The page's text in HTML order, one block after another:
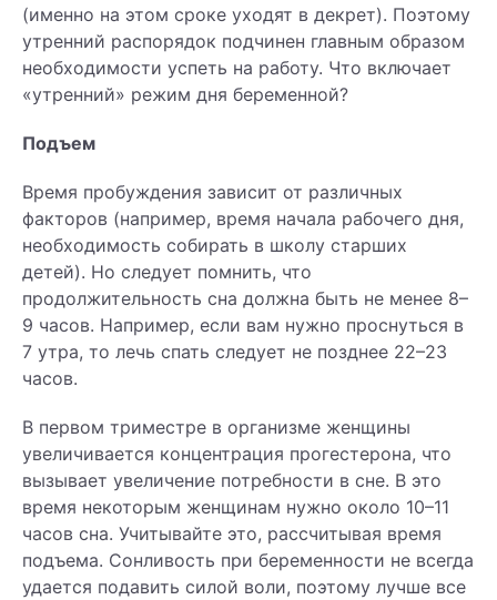
(именно на этом сроке уходят в декрет). Поэтому
утренний распорядок подчинен главным образом
необходимости успеть на работу. Что включает
«утренний» режим дня беременной?
Подъем
Время пробуждения зависит от различных
факторов (например, время начала рабочего дня,
необходимость собирать в школу старших
детей). Но следует помнить, что
продолжительность сна должна быть не менее 8–
9 часов. Например, если вам нужно проснуться в
7 утра, то лечь спать следует не позднее 22–23
часов.
В первом триместре в организме женщины
увеличивается концентрация прогестерона, что
вызывает увеличение потребности в сне. В это
время некоторым женщинам нужно около 10–11
часов сна. Учитывайте это, рассчитывая время
подъема. Сонливость при беременности не всегда
удается подавить силой воли, поэтому лучше все